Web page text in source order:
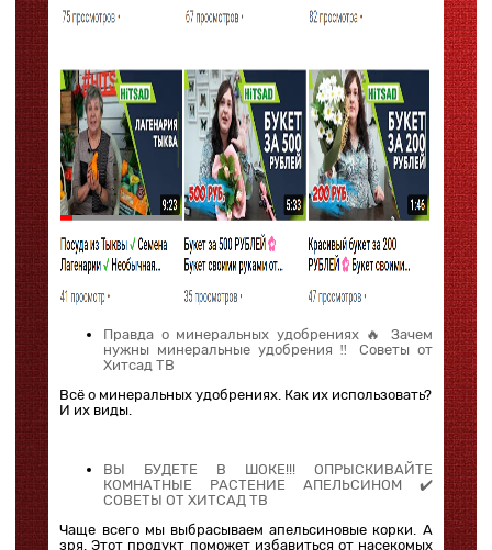
Правда о минеральных удобрениях 🔥 Зачем
нужны минеральные удобрения ‼️ Советы от
Хитсад ТВ
Всё о минеральных удобрениях. Как их использовать?
И их виды.
ВЫ БУДЕТЕ В ШОКЕ!!! ОПРЫСКИВАЙТЕ
КОМНАТНЫЕ РАСТЕНИЕ АПЕЛЬСИНОМ ✔️
СОВЕТЫ ОТ ХИТСАД ТВ
Чаще всего мы выбрасываем апельсиновые корки. А
зря. Этот продукт поможет избавиться от насекомых